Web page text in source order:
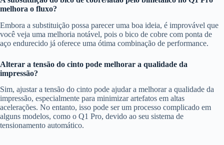
melhora o fluxo?
Embora a substituição possa parecer uma boa ideia, é improvável que
você veja uma melhoria notável, pois o bico de cobre com ponta de
aço endurecido já oferece uma ótima combinação de performance.
Alterar a tensão do cinto pode melhorar a qualidade da
impressão?
Sim, ajustar a tensão do cinto pode ajudar a melhorar a qualidade da
impressão, especialmente para minimizar artefatos em altas
acelerações. No entanto, isso pode ser um processo complicado em
alguns modelos, como o Q1 Pro, devido ao seu sistema de
tensionamento automático.